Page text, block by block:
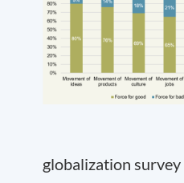
globalization survey